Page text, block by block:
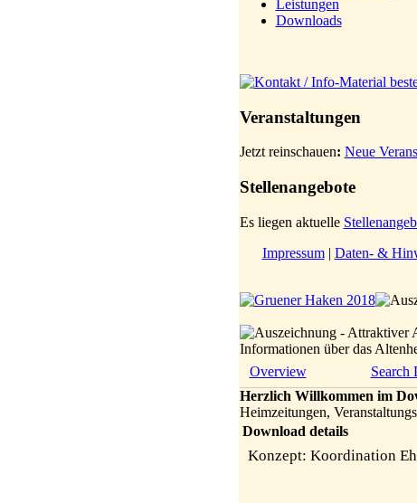
Leistungen
Downloads
Veranstaltungen
Jetzt reinschauen: Neue
Stellenangebote
Es liegen aktuelle
Impressum| Daten- &
Informationen über das
Overview
Search
Herzlich Willkommen im
Heimzeitungen,
Download details
Konzept: Koordination